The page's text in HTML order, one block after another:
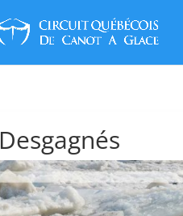
Desgagnés